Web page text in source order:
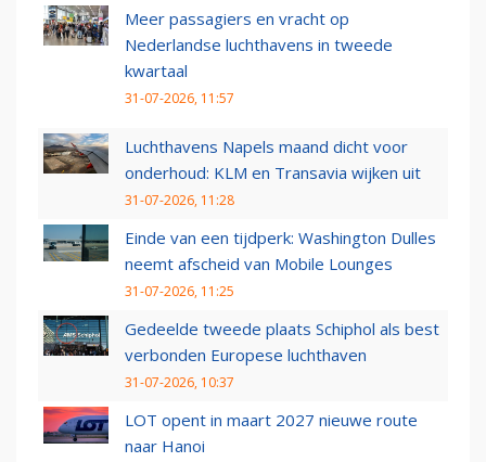
Meer passagiers en vracht op
Nederlandse luchthavens in tweede
kwartaal
31-07-2026, 11:57
Luchthavens Napels maand dicht voor
onderhoud: KLM en Transavia wijken uit
31-07-2026, 11:28
Einde van een tijdperk: Washington Dulles
neemt afscheid van Mobile Lounges
31-07-2026, 11:25
Gedeelde tweede plaats Schiphol als best
verbonden Europese luchthaven
31-07-2026, 10:37
LOT opent in maart 2027 nieuwe route
naar Hanoi